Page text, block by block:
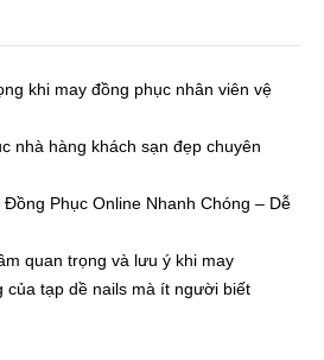
khi may đồng phục nhân viên vệ
nhà hàng khách sạn đẹp chuyên
Phục Online Nhanh Chóng – Dễ
quan trọng và lưu ý khi may
của tạp dề nails mà ít người biết